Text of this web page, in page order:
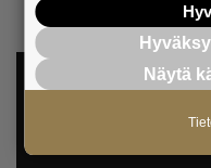
Näytä